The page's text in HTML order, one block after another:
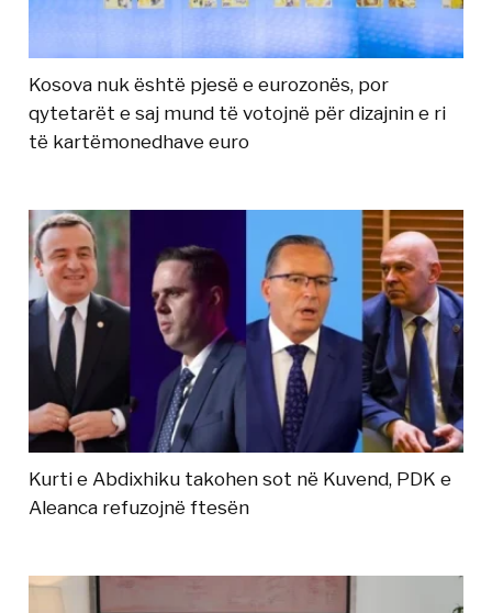
Kosova nuk është pjesë e eurozonës, por
qytetarët e saj mund të votojnë për dizajnin e ri
të kartëmonedhave euro
Kurti e Abdixhiku takohen sot në Kuvend, PDK e
Aleanca refuzojnë ftesën